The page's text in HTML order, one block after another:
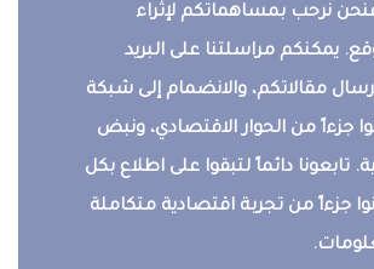
نرحب بمساهماتكم لإثراء
يمكنكم مراسلتنا على البريد
مقالاتكم، والانضمام إلى شبكة
جزءاً من الحوار الاقتصادي، ونبض
تابعونا دائماً لتبقوا على اطلاع بكل
جزءاً من تجربة اقتصادية متكاملة